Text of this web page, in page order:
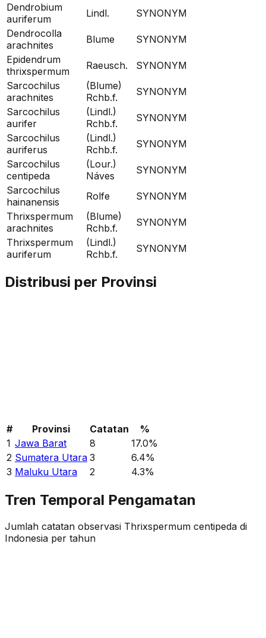
Dendrobium
auriferum
Lindl.
SYNONYM
Dendrocolla
arachnites
Blume
SYNONYM
Epidendrum
thrixspermum
Raeusch.
SYNONYM
Sarcochilus
arachnites
(Blume)
Rchb.f.
SYNONYM
Sarcochilus
aurifer
(Lindl.)
Rchb.f.
SYNONYM
Sarcochilus
auriferus
(Lindl.)
Rchb.f.
SYNONYM
Sarcochilus
centipeda
(Lour.)
Náves
SYNONYM
Sarcochilus
hainanensis
Rolfe
SYNONYM
Thrixspermum
arachnites
(Blume)
Rchb.f.
SYNONYM
Thrixspermum
auriferum
(Lindl.)
Rchb.f.
SYNONYM
Distribusi per Provinsi
# Provinsi Catatan
%
1 Jawa Barat 8 17.0%
2 Sumatera Utara 3 6.4%
3 Maluku Utara 2 4.3%
Tren Temporal Pengamatan
Jumlah catatan observasi Thrixspermum centipeda di
Indonesia per tahun